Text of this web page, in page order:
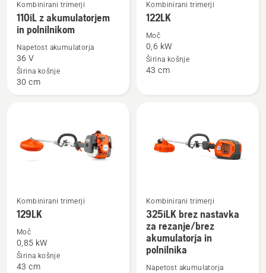
Oglejte
več
podrobnosti
110iL
polnilnikom
Kombinirani trimerji
110iL z akumulatorjem
in polnilnikom
Napetost akumulatorja
36 V
Širina košnje
30 cm
Oglejte
več
podrobnosti
Kombinirani trimerji
122LK
Moč
0,6 kW
Širina košnje
43 cm
Oglejte
več
podrobnosti
Kombinirani trimerji
129LK
Moč
0,85 kW
Širina košnje
43 cm
Oglejte
več
podrobnosti
Kombinirani trimerji
325iLK brez nastavka
za rezanje/brez
akumulatorja in
polnilnika
Napetost akumulatorja